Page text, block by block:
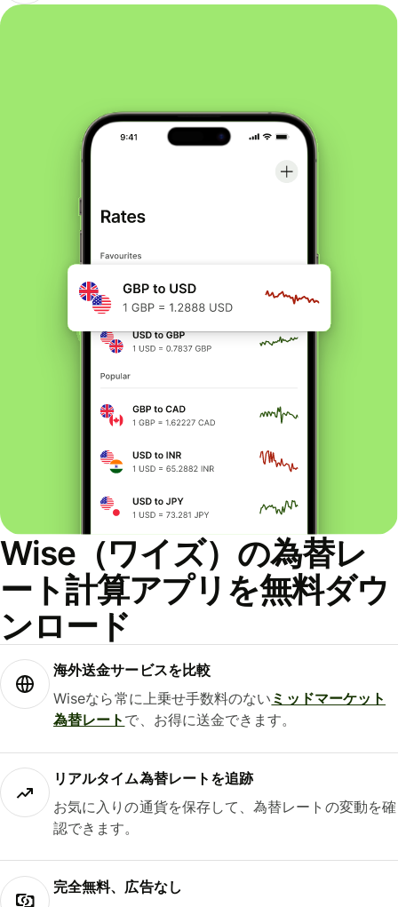
Wise（ワイズ）の為替レ
ート計算アプリを無料ダウ
ンロード
海外送金サービスを比較
Wiseなら常に上乗せ手数料のない ミッドマーケット
為替レート で、お得に送金できます。
リアルタイム為替レートを追跡
お気に入りの通貨を保存して、為替レートの変動を確
認できます。
完全無料、広告なし